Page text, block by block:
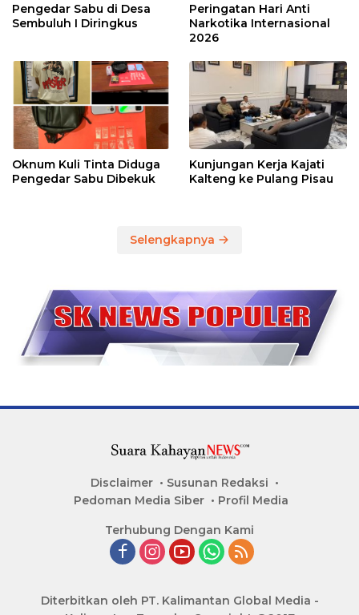
Pengedar Sabu di Desa
Sembuluh I Diringkus
Peringatan Hari Anti
Narkotika Internasional
2026
Oknum Kuli Tinta Diduga
Pengedar Sabu Dibekuk
Kunjungan Kerja Kajati
Kalteng ke Pulang Pisau
Selengkapnya
Disclaimer
Susunan Redaksi
Pedoman Media Siber
Profil Media
Terhubung Dengan Kami
Diterbitkan oleh PT. Kalimantan Global Media -